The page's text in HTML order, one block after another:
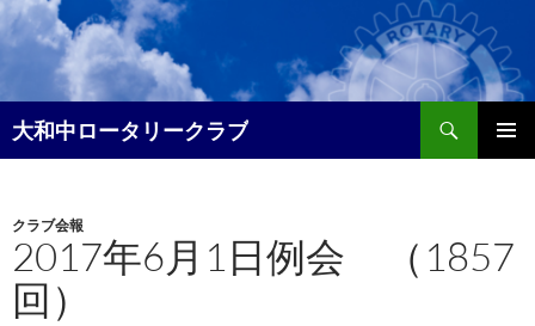
コ
ン
ン
ツ
へ
ッ
プ
大和中ロータリークラブ
検
索
クラブ会報
2017年6月1日例会 （1857
回）